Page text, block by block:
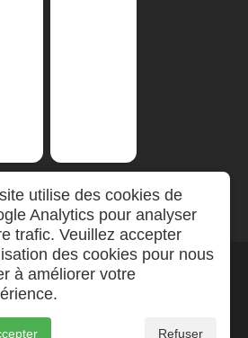
utilise des cookies de
Analytics pour analyser
trafic. Veuillez accepter
des cookies pour nous
à améliorer votre
Refuser